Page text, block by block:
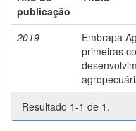
publicação
2019
Embrapa
primeiras
Resultado 1-1 de 1.